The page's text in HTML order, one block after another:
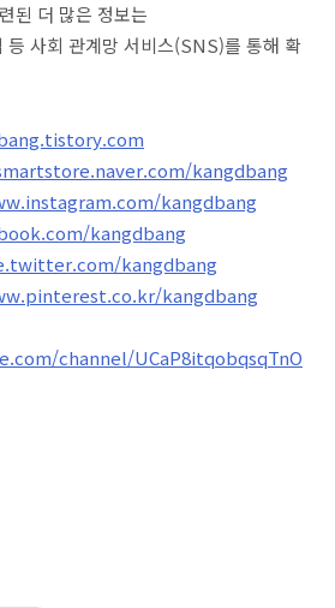
된 더 많은 정보는
등 사회 관계망 서비스(SNS)를 통해 확
kangdbang
kangdbang
kangdbang
kangdbang
kangdbang
channel/UCaP8itqobqsqTnO